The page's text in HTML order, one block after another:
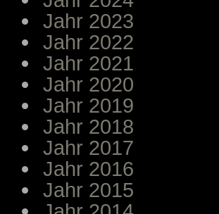
Jahr 2023
Jahr 2022
Jahr 2021
Jahr 2020
Jahr 2019
Jahr 2018
Jahr 2017
Jahr 2016
Jahr 2015